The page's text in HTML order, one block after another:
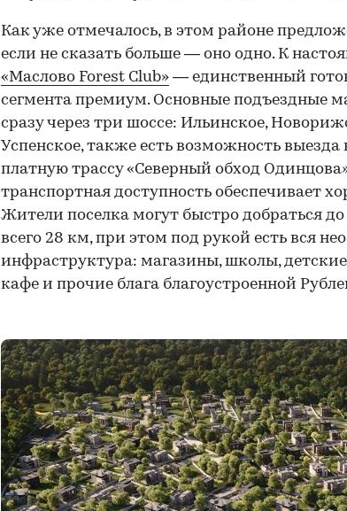
Как уже отмечалось, в этом районе
если не сказать больше — оно одно. К
«Маслово Forest Club» — единственный
сегмента премиум. Основные подъездные
сразу через три шоссе: Ильинское,
Успенское, также есть возможность
платную трассу «Северный обход
транспортная доступность обеспечивает
Жители поселка могут быстро добраться
всего 28 км, при этом под рукой есть вся
инфраструктура: магазины, школы,
кафе и прочие блага благоустроенной